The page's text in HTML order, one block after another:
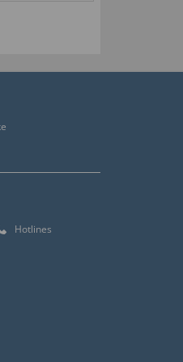
Hotlines